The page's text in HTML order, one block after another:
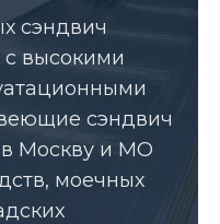
сэндвич
с высокими
сэндвич
в Москву и МО
моечных